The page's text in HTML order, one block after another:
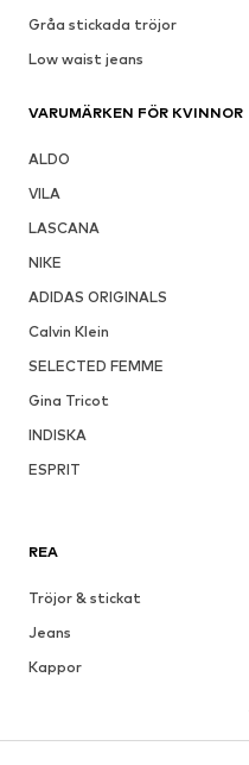
Gråa stickada tröjor
Low waist jeans
VARUMÄRKEN FÖR KVINNOR
ALDO
VILA
LASCANA
NIKE
ADIDAS ORIGINALS
Calvin Klein
SELECTED FEMME
Gina Tricot
INDISKA
ESPRIT
REA
Tröjor & stickat
Jeans
Kappor